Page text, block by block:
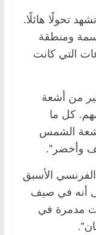
تحولًا هائلًا.
ومنطقة
التي كانت
من أشعة
كل ما
الشمس
وأخضر”.
الأسبق
أنه في صيف
مدمرة في